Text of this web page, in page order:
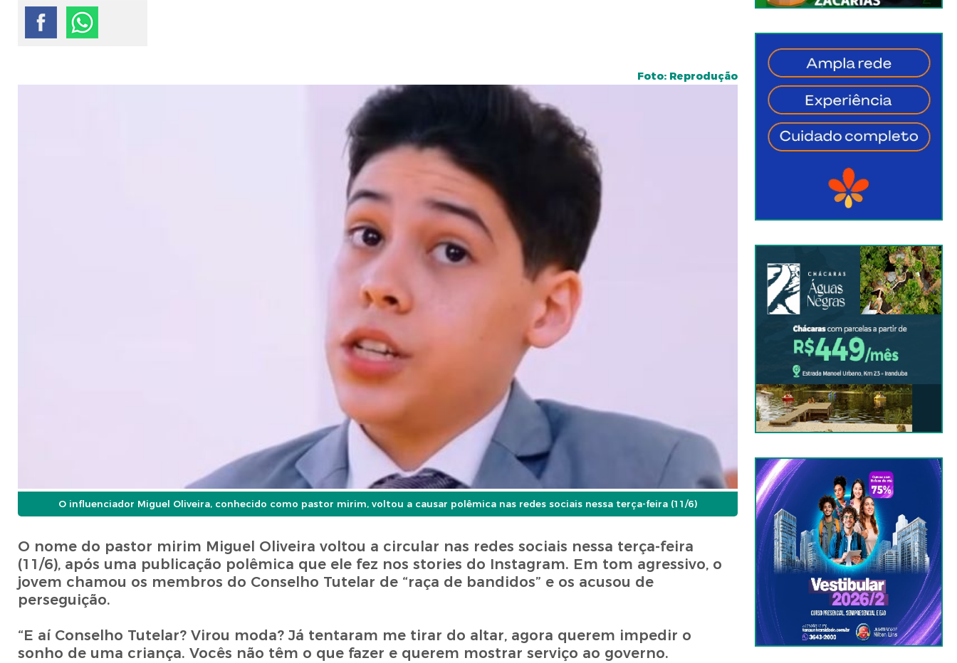
Foto: Reprodução
O influenciador Miguel Oliveira, conhecido como pastor mirim, voltou a causar polêmica nas redes sociais nessa terça-feira (11/6)
O nome do pastor mirim Miguel Oliveira voltou a circular nas redes sociais nessa terça-feira
(11/6), após uma publicação polêmica que ele fez nos stories do Instagram. Em tom agressivo, o
jovem chamou os membros do Conselho Tutelar de “raça de bandidos” e os acusou de
perseguição.
“E aí Conselho Tutelar? Virou moda? Já tentaram me tirar do altar, agora querem impedir o
sonho de uma criança. Vocês não têm o que fazer e querem mostrar serviço ao governo.